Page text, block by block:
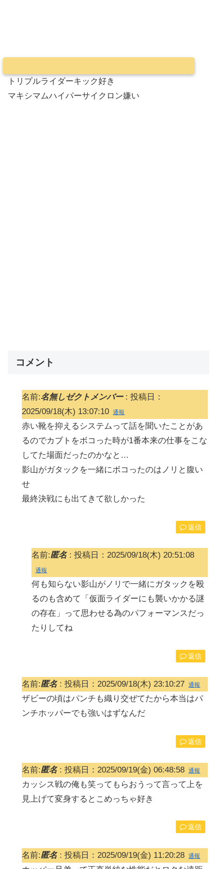
トリプルライダーキック好き
マキシマムハイパーサイクロン嫌い
コメント
名前:名無しゼクトメンバー: 投稿日：
2025/09/18(木) 13:07:10 通報
赤い靴を抑えるシステムって話を聞いたことがあ
るのでカブトをボコった時が1番本来の仕事をこな
してた場面だったのかなと…
影山がガタックを一緒にボコったのはノリと腹い
せ
最終決戦にも出てきて欲しかった
返信
名前:匿名: 投稿日：2025/09/18(木) 20:51:08
通報
何も知らない影山がノリで一緒にガタックを殴
るのも含めて「仮面ライダーにも襲いかかる謎
の存在」って思わせる為のパフォーマンスだっ
たりしてね
返信
名前:匿名: 投稿日：2025/09/18(木) 23:10:27 通報
ザビーの頃はパンチも織り交ぜてたから本当はパ
ンチホッパーでも強いはずなんだ
返信
名前:匿名: 投稿日：2025/09/19(金) 06:48:58 通報
カッシス戦の俺も笑ってもらおうって言って上を
見上げて変身するとこめっちゃ好き
返信
名前:匿名: 投稿日：2025/09/19(金) 11:20:28 通報